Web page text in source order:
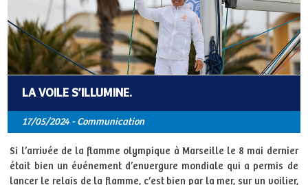
LA VOILE S’ILLUMINE.
17/05/2024 - Communication
Si l’arrivée de la flamme olympique à Marseille le 8 mai dernier
était bien un événement d’envergure mondiale qui a permis de
lancer le relais de la flamme, c’est bien par la mer, sur un voilier,